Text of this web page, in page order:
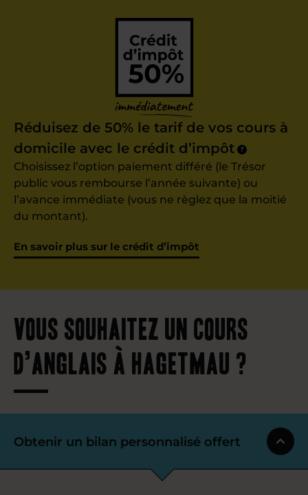
Réduisez de 50% le tarif de vos cours à
domicile avec le crédit d’impôt
?
Choisissez l’option paiement différé (le Trésor
public vous rembourse l’année suivante) ou
l’avance immédiate (vous ne règlez que la moitié
du montant).
En savoir plus sur le crédit d’impôt
Vous souhaitez un cours
d’anglais à Hagetmau ?
Obtenir un bilan personnalisé offert